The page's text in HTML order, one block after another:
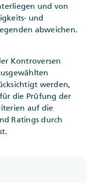
und von
und
abweichen.
Kontroversen
werden,
die Prüfung der
auf die
Ratings durch